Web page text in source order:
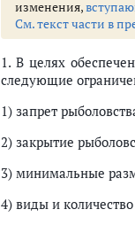
изменения,
См. текст части в
1. В целях
следующие
1) запрет
2) закрытие
3) минимальные
4) виды и